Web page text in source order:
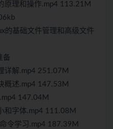
原理和操作.mp4 113.21M
的基础文件管理和高级文件
备
详解.mp4 251.07M
概述.mp4 147.53M
147.04M
和字体.mp4 111.08M
令学习.mp4 187.39M